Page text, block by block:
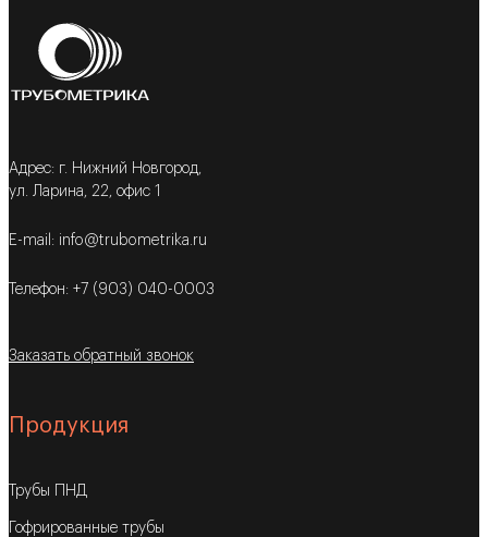
Адрес: г. Нижний Новгород,
ул. Ларина, 22, офис 1
E-mail: info@trubometrika.ru
Телефон: +7 (903) 040-0003
Заказать обратный звонок
Продукция
Трубы ПНД
Гофрированные трубы